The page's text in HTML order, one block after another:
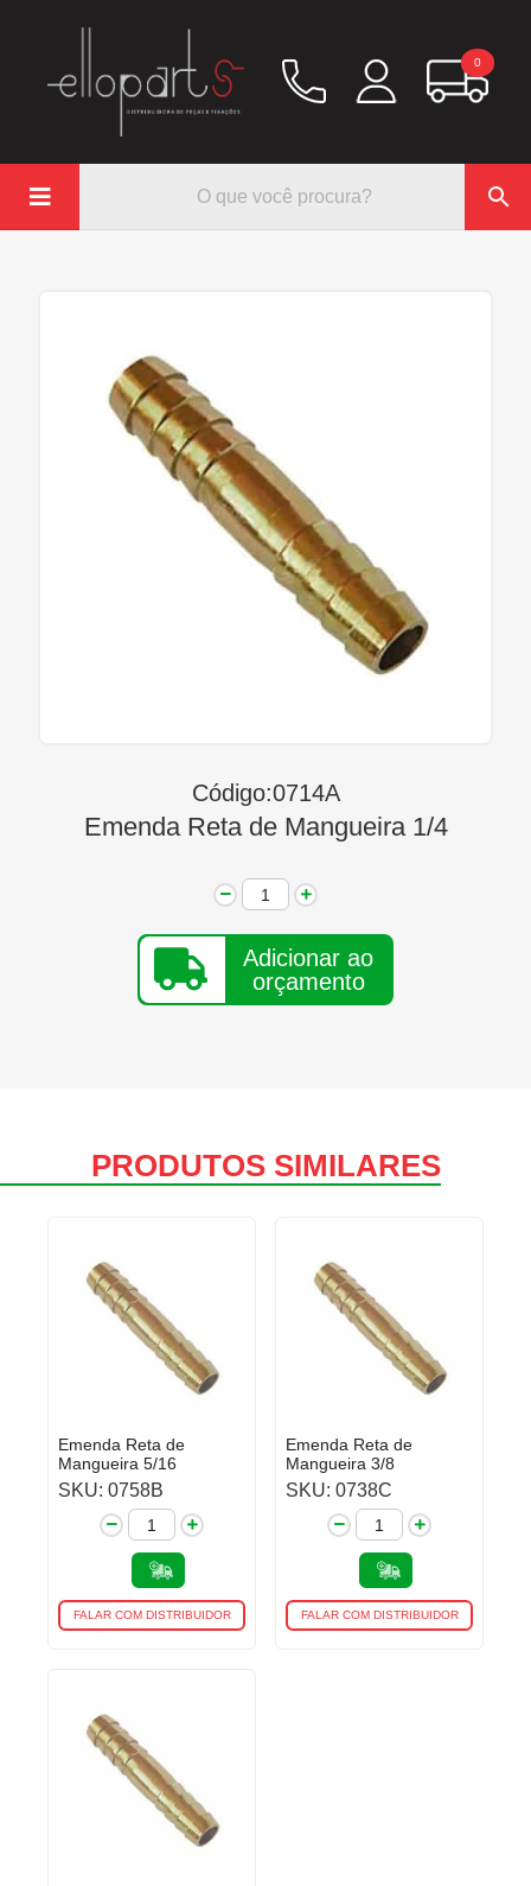
0

Abraçadeiras
Rodoar/Freio
Código:0714A
Emenda Reta de Mangueira 1/4
Adicionar ao
orçamento
PRODUTOS SIMILARES
Emenda Reta de
Mangueira 5/16
SKU: 0758B
FALAR COM DISTRIBUIDOR
Emenda Reta de
Mangueira 3/8
SKU: 0738C
FALAR COM DISTRIBUIDOR